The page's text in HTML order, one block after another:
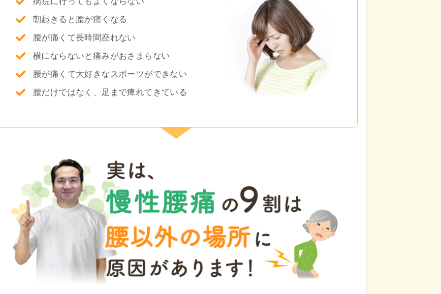
朝起きると腰が痛くなる
腰が痛くて長時間座れない
横にならないと痛みがおさまらない
腰が痛くて大好きなスポーツができない
腰だけではなく、足まで痺れてきている